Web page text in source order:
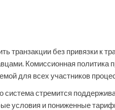
транзакции без привязки к
Комиссионная политика
для всех участников
система стремится
условия и пониженные